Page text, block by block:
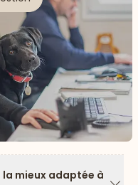
mieux adaptée à